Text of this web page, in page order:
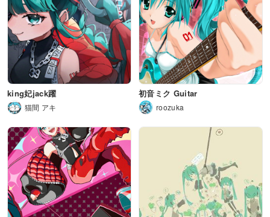
king妃jack躍
猫間 アキ
初音ミク Guitar
roozuka